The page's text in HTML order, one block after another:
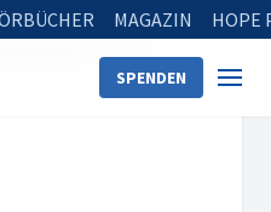
MAGAZIN HOPE
SPENDEN
23. Juli